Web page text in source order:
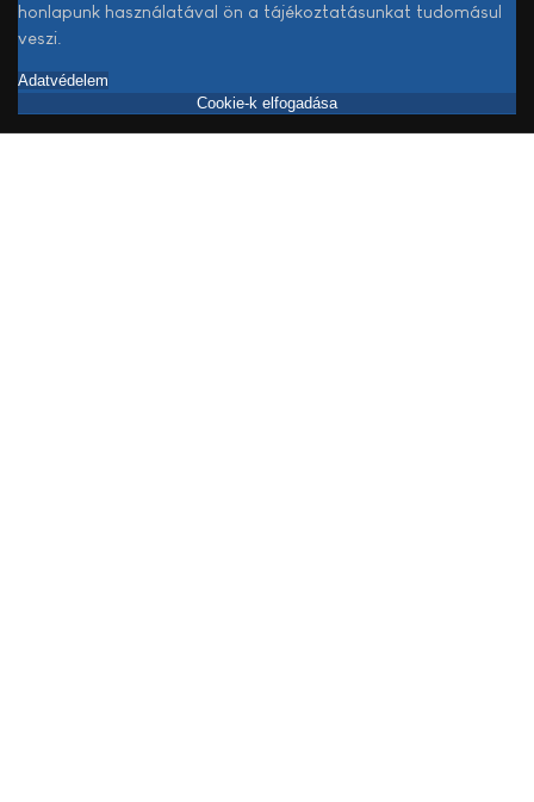
honlapunk használatával ön a tájékoztatásunkat tudomásul
veszi.
Adatvédelem
Cookie-k elfogadása